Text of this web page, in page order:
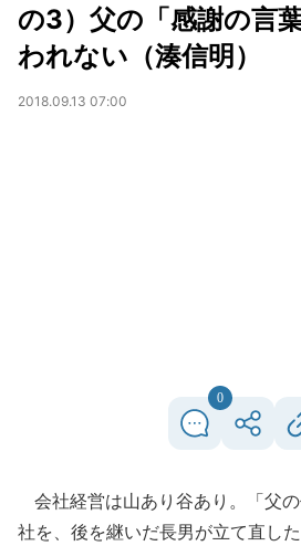
の3）父の「感謝の言
われない（湊信明）
2018.09.13 07:00
0
会社経営は山あり谷あり。「父
社を、後を継いだ長男が立て直し